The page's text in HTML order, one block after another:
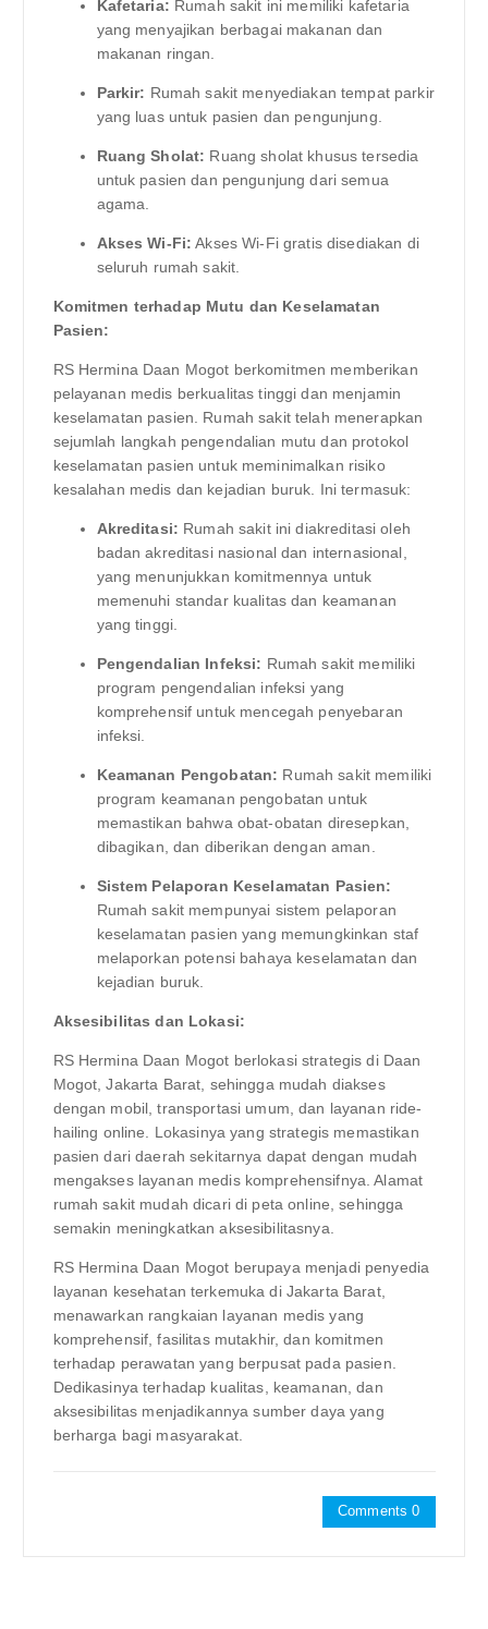
Kafetaria: Rumah sakit ini memiliki kafetaria
yang menyajikan berbagai makanan dan
makanan ringan.
Parkir: Rumah sakit menyediakan tempat parkir
yang luas untuk pasien dan pengunjung.
Ruang Sholat: Ruang sholat khusus tersedia
untuk pasien dan pengunjung dari semua
agama.
Akses Wi-Fi: Akses Wi-Fi gratis disediakan di
seluruh rumah sakit.
Komitmen terhadap Mutu dan Keselamatan
Pasien:
RS Hermina Daan Mogot berkomitmen memberikan
pelayanan medis berkualitas tinggi dan menjamin
keselamatan pasien. Rumah sakit telah menerapkan
sejumlah langkah pengendalian mutu dan protokol
keselamatan pasien untuk meminimalkan risiko
kesalahan medis dan kejadian buruk. Ini termasuk:
Akreditasi: Rumah sakit ini diakreditasi oleh
badan akreditasi nasional dan internasional,
yang menunjukkan komitmennya untuk
memenuhi standar kualitas dan keamanan
yang tinggi.
Pengendalian Infeksi: Rumah sakit memiliki
program pengendalian infeksi yang
komprehensif untuk mencegah penyebaran
infeksi.
Keamanan Pengobatan: Rumah sakit memiliki
program keamanan pengobatan untuk
memastikan bahwa obat-obatan diresepkan,
dibagikan, dan diberikan dengan aman.
Sistem Pelaporan Keselamatan Pasien:
Rumah sakit mempunyai sistem pelaporan
keselamatan pasien yang memungkinkan staf
melaporkan potensi bahaya keselamatan dan
kejadian buruk.
Aksesibilitas dan Lokasi:
RS Hermina Daan Mogot berlokasi strategis di Daan
Mogot, Jakarta Barat, sehingga mudah diakses
dengan mobil, transportasi umum, dan layanan ride-
hailing online. Lokasinya yang strategis memastikan
pasien dari daerah sekitarnya dapat dengan mudah
mengakses layanan medis komprehensifnya. Alamat
rumah sakit mudah dicari di peta online, sehingga
semakin meningkatkan aksesibilitasnya.
RS Hermina Daan Mogot berupaya menjadi penyedia
layanan kesehatan terkemuka di Jakarta Barat,
menawarkan rangkaian layanan medis yang
komprehensif, fasilitas mutakhir, dan komitmen
terhadap perawatan yang berpusat pada pasien.
Dedikasinya terhadap kualitas, keamanan, dan
aksesibilitas menjadikannya sumber daya yang
berharga bagi masyarakat.
Comments 0